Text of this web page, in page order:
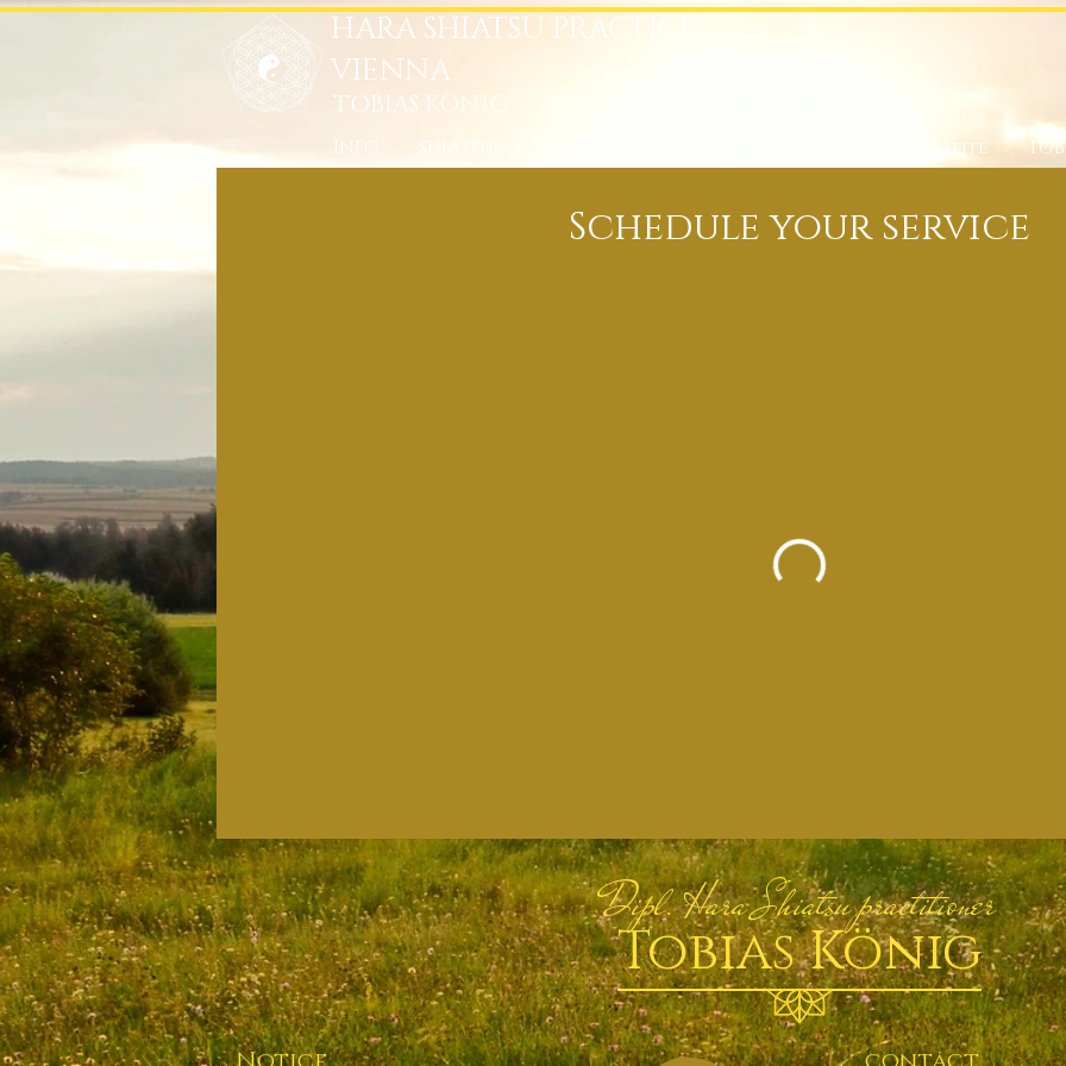
HARA SHIATSU PRACTICE
VIENNA
TOBIAS KÖNIG
INFO SHIATSU Neue Seite
Schedule your service
Dipl. Hara Shiatsu practitioner
Tobias König